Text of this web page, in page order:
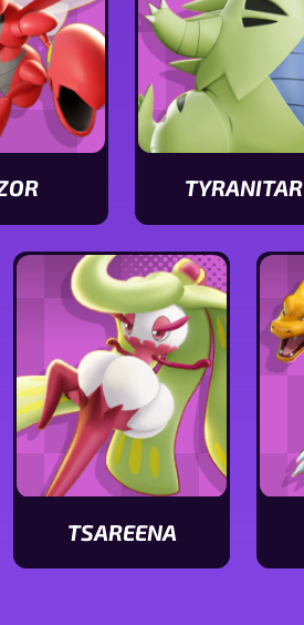
TYRANITAR
Ver
características
de
Tyranitar
TSAREENA
Ver
Ver